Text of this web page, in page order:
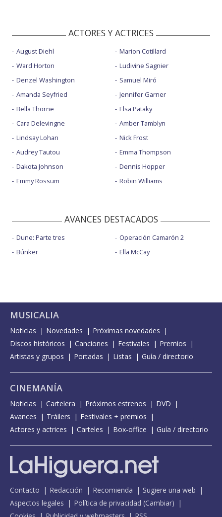
ACTORES Y ACTRICES
August Diehl
Ward Horton
Denzel Washington
Amanda Seyfried
Bella Thorne
Cara Delevingne
Lindsay Lohan
Audrey Tautou
Dakota Johnson
Emmy Rossum
Marion Cotillard
Ludivine Sagnier
Samuel Miró
Jennifer Garner
Elsa Pataky
Amber Tamblyn
Nick Frost
Emma Thompson
Dennis Hopper
Robin Williams
AVANCES DESTACADOS
Dune: Parte tres
Búnker
Operación Camarón 2
Ella McCay
MUSICALIA
Noticias Novedades
Próximas novedades
Discos históricos
Canciones Festivales
Premios
Artistas y grupos
Portadas Listas Guía / directorio
CINEMANÍA
Noticias Cartelera Próximos estrenos
DVD
Avances
Tráilers
Festivales + premios
Actores y actrices
Carteles Box-office Guía / directorio
Contacto Redacción Recomienda
Sugiere una web
Aspectos legales
Política de privacidad (Cambiar)